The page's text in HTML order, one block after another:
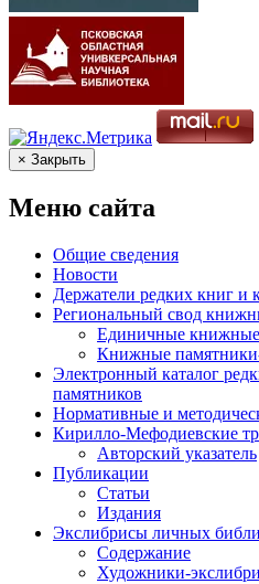
× Закрыть
Меню сайта
Общие сведения
Новости
Держатели редких книг и
Региональный свод
Единичные
Книжные
Электронный каталог
памятников
Нормативные и
Кирилло-Мефодиевские
Авторский указатель
Публикации
Статьи
Издания
Экслибрисы личных
Содержание
Художники-